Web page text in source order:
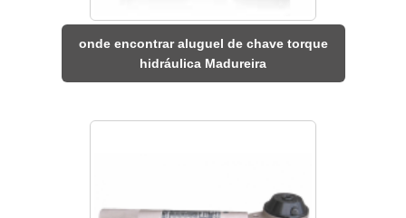
onde encontrar aluguel de chave torque
hidráulica Madureira